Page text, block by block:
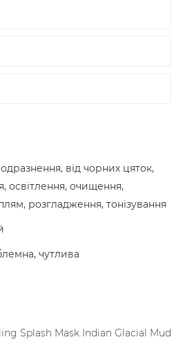
від чорних цяток,
освітлення, очищення,
розгладження, тонізування
чутлива
Splash Mask Indian Glacial Mud